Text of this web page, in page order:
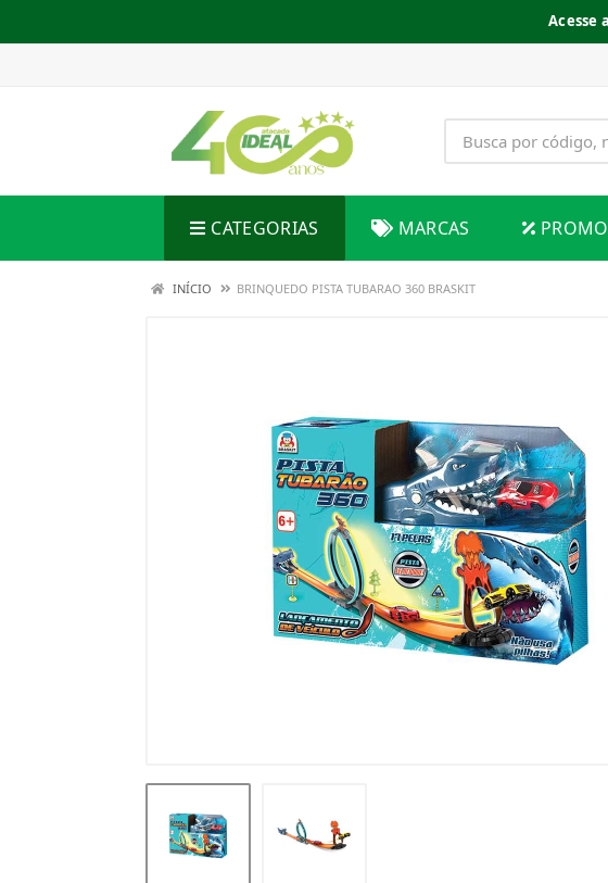
Acesse
CATEGORIAS MARCAS
INÍCIO BRINQUEDO PISTA TUBARAO 360 BRASKIT